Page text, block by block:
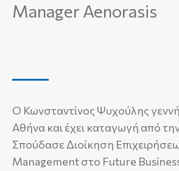
Manager Aenorasis
O Κωνσταντίνος Ψυχούλης
Αθήνα και έχει καταγωγή από
Σπούδασε Διοίκηση
Management στο Future